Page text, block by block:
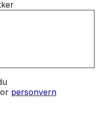
personvern